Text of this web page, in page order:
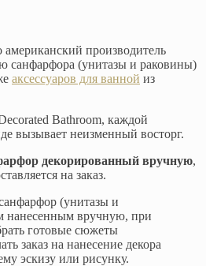
американский производитель
санфарфора (унитазы и раковины)
аксессуаров для ванной из
Bathroom, каждой
вызывает неизменный восторг.
декорированный вручную,
на заказ.
(унитазы и
нанесенным вручную, при
готовые сюжеты
заказ на нанесение декора
эскизу или рисунку.